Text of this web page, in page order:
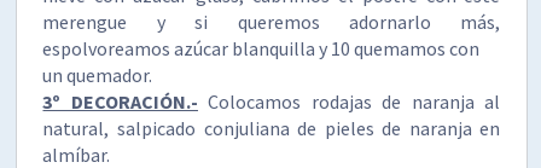
merengue y si queremos adornarlo más,
espolvoreamos azúcar blanquilla y 10 quemamos con
un quemador.
3º DECORACIÓN.- Colocamos rodajas de naranja al
natural, salpicado conjuliana de pieles de naranja en
almíbar.